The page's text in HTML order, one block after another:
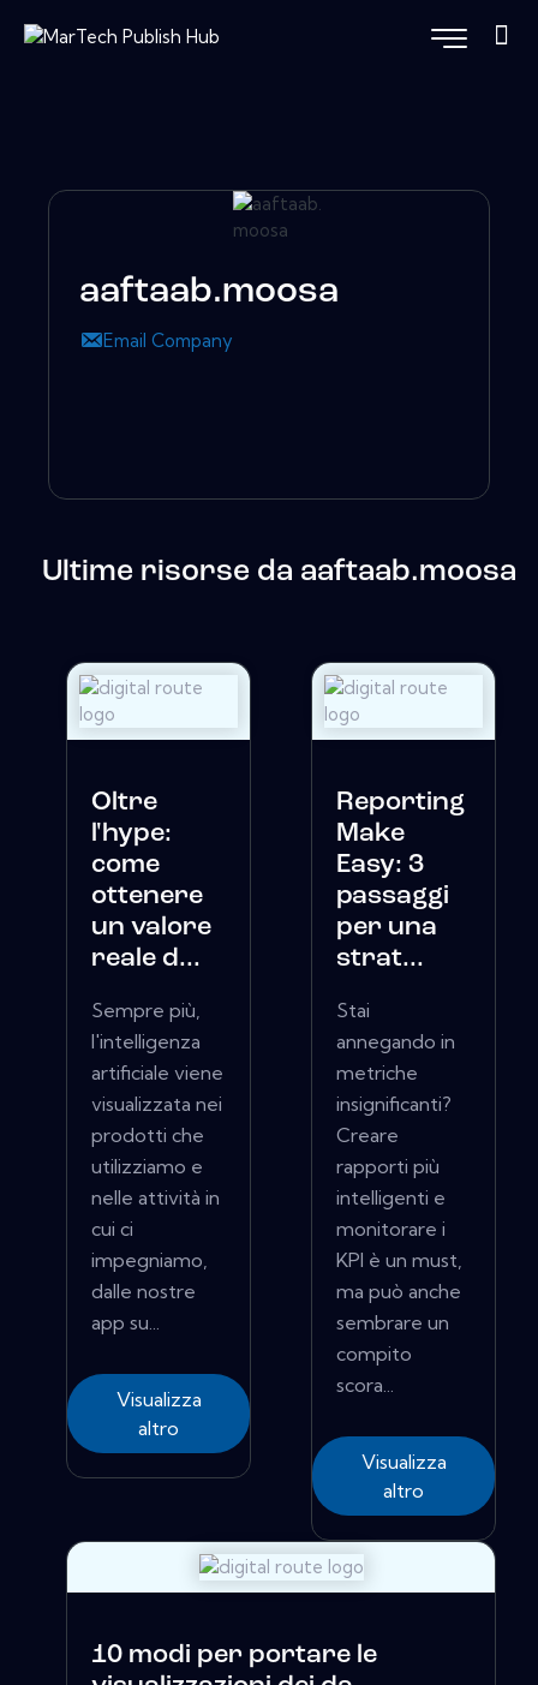
aaftaab.moosa
Email Company
Ultime risorse da aaftaab.moosa
Oltre
l'hype:
come
ottenere
un valore
reale d...
Sempre più,
l'intelligenza
artificiale viene
visualizzata nei
prodotti che
utilizziamo e
nelle attività in
cui ci
impegniamo,
dalle nostre
app su...
Visualizza
altro
Reporting
Make
Easy: 3
passaggi
per una
strat...
Stai
annegando in
metriche
insignificanti?
Creare
rapporti più
intelligenti e
monitorare i
KPI è un must,
ma può anche
sembrare un
compito
scora...
Visualizza
altro
10 modi per portare le